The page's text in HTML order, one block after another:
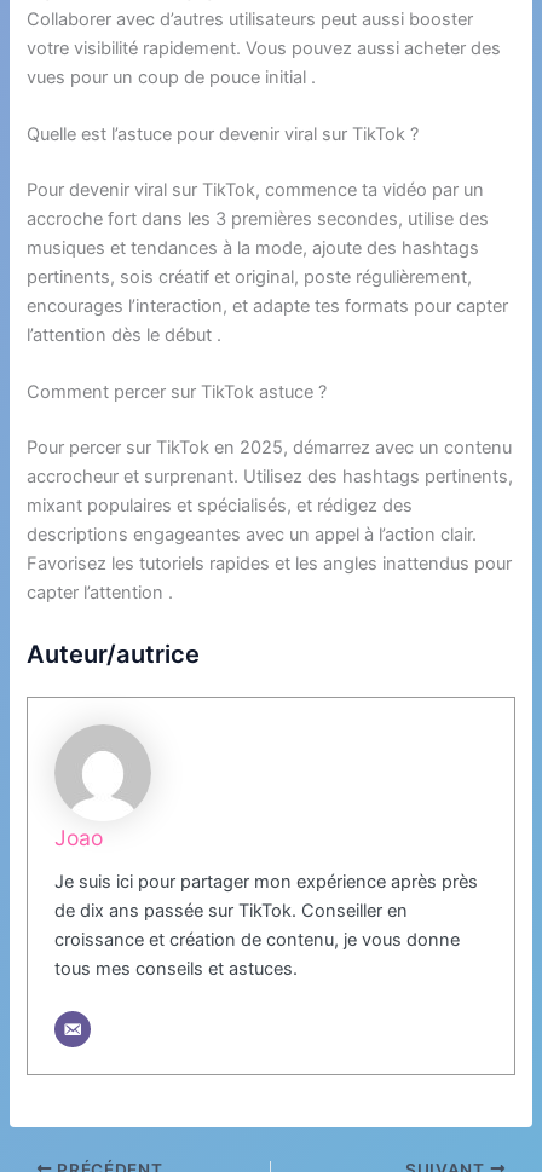
Collaborer avec d’autres utilisateurs peut aussi booster
votre visibilité rapidement. Vous pouvez aussi acheter des
vues pour un coup de pouce initial .
Quelle est l’astuce pour devenir viral sur TikTok ?
Pour devenir viral sur TikTok, commence ta vidéo par un
accroche fort dans les 3 premières secondes, utilise des
musiques et tendances à la mode, ajoute des hashtags
pertinents, sois créatif et original, poste régulièrement,
encourages l’interaction, et adapte tes formats pour capter
l’attention dès le début .
Comment percer sur TikTok astuce ?
Pour percer sur TikTok en 2025, démarrez avec un contenu
accrocheur et surprenant. Utilisez des hashtags pertinents,
mixant populaires et spécialisés, et rédigez des
descriptions engageantes avec un appel à l’action clair.
Favorisez les tutoriels rapides et les angles inattendus pour
capter l’attention .
Auteur/autrice
Joao
Je suis ici pour partager mon expérience après près
de dix ans passée sur TikTok. Conseiller en
croissance et création de contenu, je vous donne
tous mes conseils et astuces.